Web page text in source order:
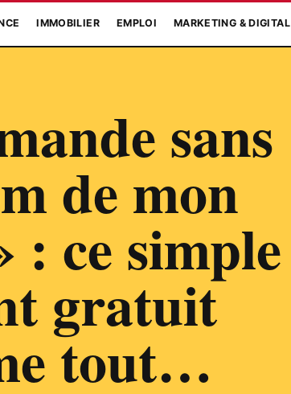
IMMOBILIER EMPLOI MARKETING & DIGITAL
sans
de mon
: ce simple
gratuit
tout…